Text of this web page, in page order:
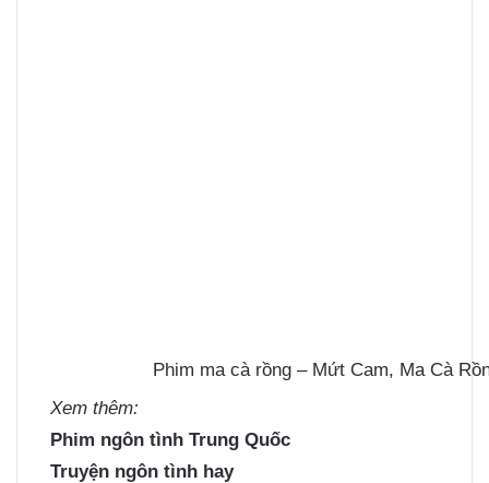
Phim ma cà rồng – Mứt Cam, Ma Cà
Xem thêm:
Phim ngôn tình Trung Quốc
Truyện ngôn tình hay